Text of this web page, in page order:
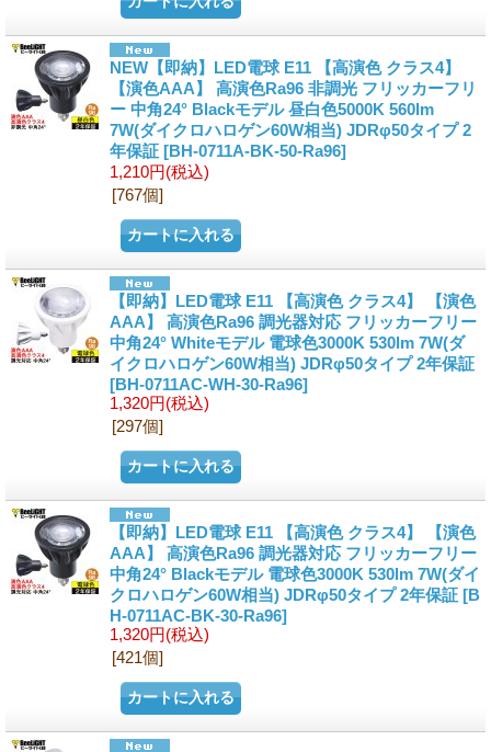
NEW【即納】LED電球 E11 【高演色 クラス4】
【演色AAA】 高演色Ra96 非調光 フリッカーフリ
ー 中角24° Blackモデル 昼白色5000K 560lm
7W(ダイクロハロゲン60W相当) JDRφ50タイプ 2
年保証 [BH-0711A-BK-50-Ra96]
1,210円(税込)
[767個]
【即納】LED電球 E11 【高演色 クラス4】 【演色
AAA】 高演色Ra96 調光器対応 フリッカーフリー
中角24° Whiteモデル 電球色3000K 530lm 7W(ダ
イクロハロゲン60W相当) JDRφ50タイプ 2年保証
[BH-0711AC-WH-30-Ra96]
1,320円(税込)
[297個]
【即納】LED電球 E11 【高演色 クラス4】 【演色
AAA】 高演色Ra96 調光器対応 フリッカーフリー
中角24° Blackモデル 電球色3000K 530lm 7W(ダイ
クロハロゲン60W相当) JDRφ50タイプ 2年保証 [B
H-0711AC-BK-30-Ra96]
1,320円(税込)
[421個]